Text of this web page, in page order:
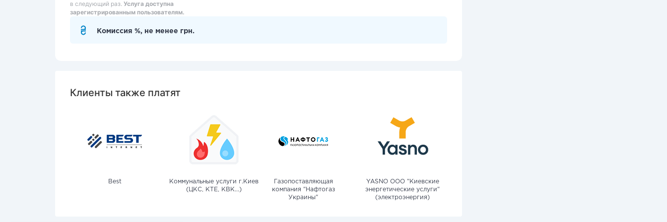
в следующий раз. Услуга доступна
зарегистрированным пользователям.
Комиссия %, не менее грн.
Клиенты также платят
Best
Коммунальные услуги г.Киев
(ЦКС, КТЕ, КВК...)
Газопоставляющая
компания "Нафтогаз
Украины"
YASNO OOO "Киевские
энергетические услуги"
(электроэнергия)